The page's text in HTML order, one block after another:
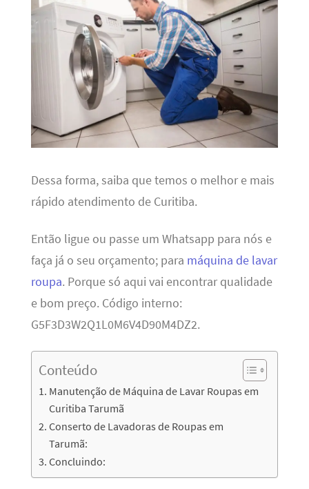
Dessa forma, saiba que temos o melhor e mais
rápido atendimento de Curitiba.
Então ligue ou passe um Whatsapp para nós e
faça já o seu orçamento; para máquina de lavar
roupa. Porque só aqui vai encontrar qualidade
e bom preço. Código interno:
G5F3D3W2Q1L0M6V4D90M4DZ2.
Conteúdo
Manutenção de Máquina de Lavar Roupas em
Curitiba Tarumã
Conserto de Lavadoras de Roupas em
Tarumã:
Concluindo: